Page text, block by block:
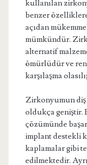
kullanılan
benzer
açıdan
mümkündür.
alternatif
ömürlüdür ve
karşılaşma
Zirkonyumun
oldukça geniştir.
çözümünde
implant destekli
kaplamalar gibi
edilmektedir.